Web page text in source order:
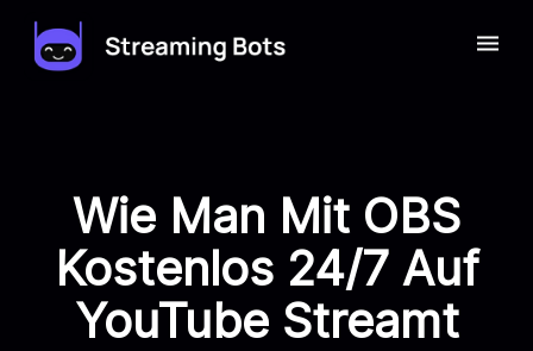
Wie Man Mit OBS
Kostenlos 24/7 Auf
YouTube Streamt